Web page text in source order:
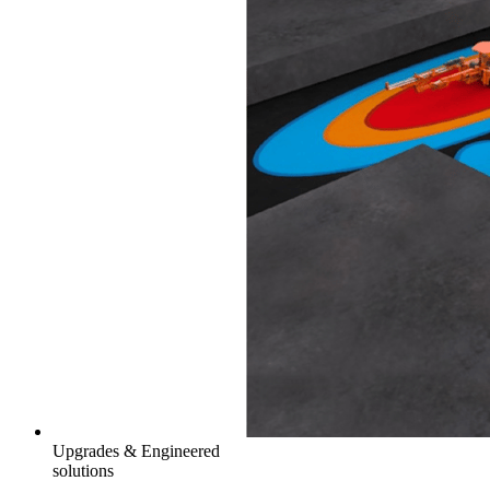
Upgrades & Engineered
solutions